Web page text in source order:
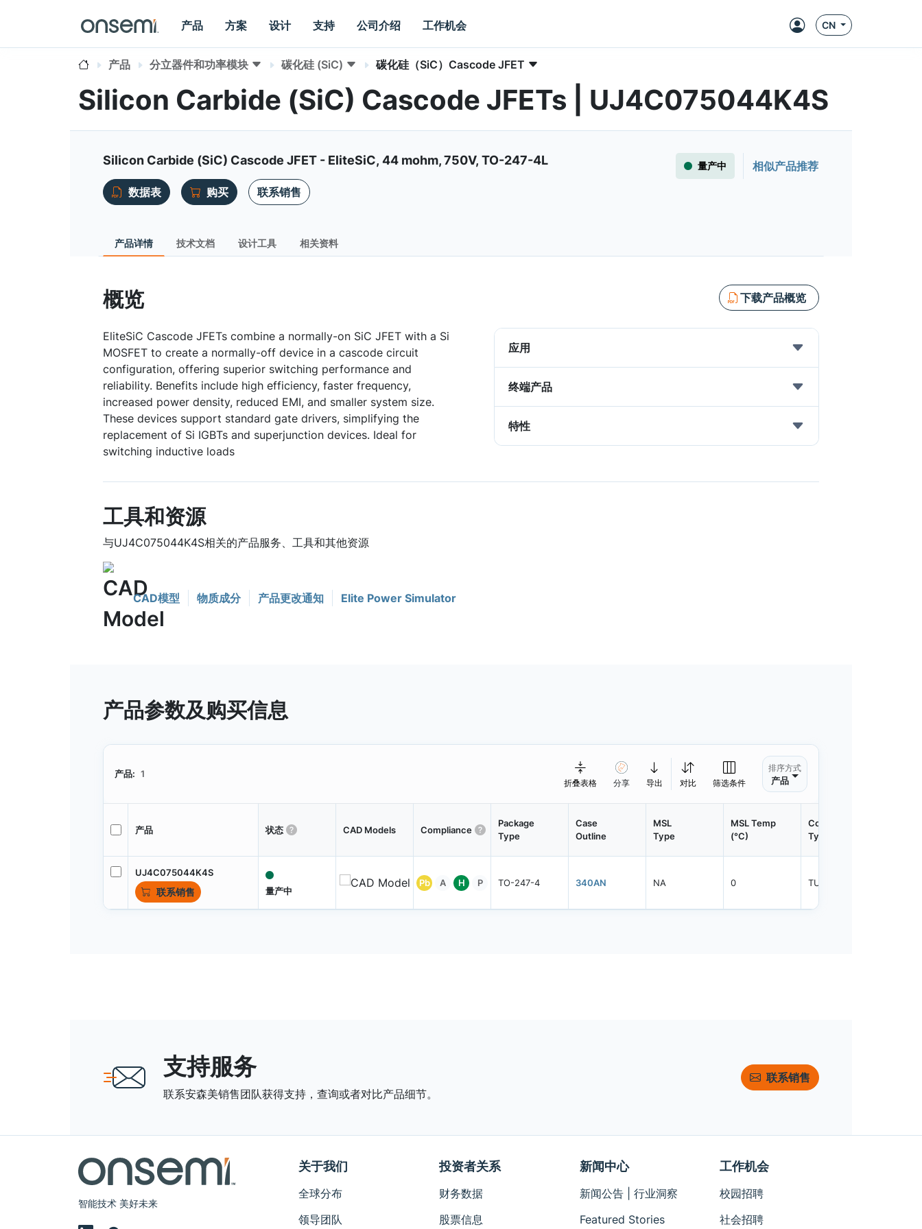
产品 方案 设计 支持 公司介绍 工作机会 CN
产品 分立器件和功率模块 碳化硅 (SiC) 碳化硅（SiC）Cascode JFET
Silicon Carbide (SiC) Cascode JFETs | UJ4C075044K4S
Silicon Carbide (SiC) Cascode JFET - EliteSiC, 44 mohm, 750V, TO-247-4L 量产中
相似产品推荐
数据表
购买 联系销售
产品详情 技术文档 设计工具 相关资料
概览 下载产品概览
EliteSiC Cascode JFETs combine a normally-on SiC JFET with a Si
MOSFET to create a normally-off device in a cascode circuit
configuration, offering superior switching performance and
reliability. Benefits include high efficiency, faster frequency,
increased power density, reduced EMI, and smaller system size.
These devices support standard gate drivers, simplifying the
replacement of Si IGBTs and superjunction devices. Ideal for
switching inductive loads
应用
终端产品
特性
工具和资源
与UJ4C075044K4S相关的产品服务、工具和其他资源
CAD模型 物质成分 产品更改通知 Elite Power Simulator
产品参数及购买信息
产品: 1
折叠表格 分享 导出 对比 筛选条件
排序方式
产品
产品 状态 CAD Models Compliance
Package
Type
Case
Outline
MSL
Type
MSL Temp
(°C)
Container
Type
UJ4C075044K4S
联系销售 量产中
Pb A H P TO-247-4 340AN NA 0 TUBE
支持服务
联系安森美销售团队获得支持，查询或者对比产品细节。
联系销售
智能技术 美好未来
关于我们
全球分布
领导团队
投资者关系
财务数据
股票信息
新闻中心
新闻公告 | 行业洞察
Featured Stories
工作机会
校园招聘
社会招聘